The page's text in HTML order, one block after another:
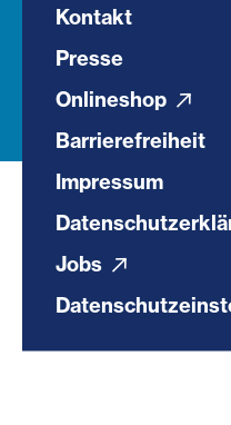
Kontakt
Presse
Onlineshop
Barrierefreiheit
Impressum
Jobs